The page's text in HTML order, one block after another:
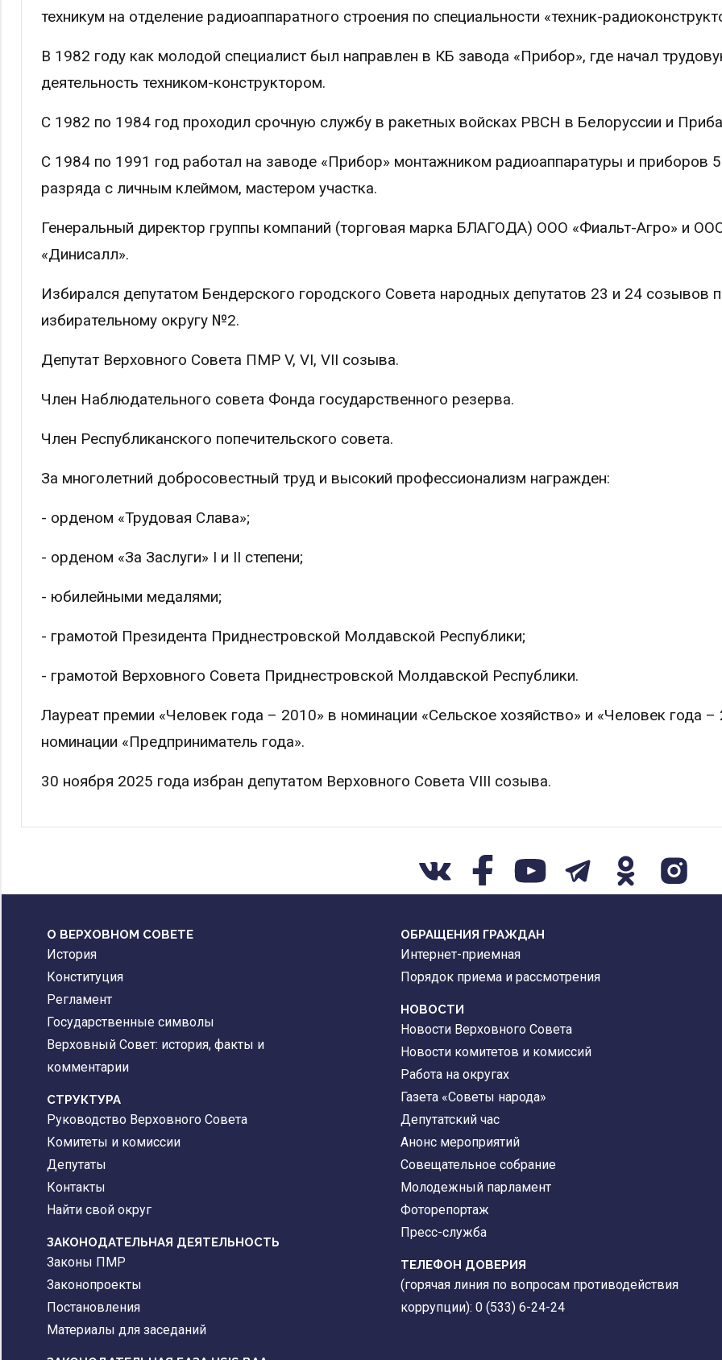
техникум на отделение радиоаппаратного строения по специальности «техник-
В 1982 году как молодой специалист был направлен в КБ завода «Прибор», где начал
деятельность техником-конструктором.
С 1982 по 1984 год проходил срочную службу в ракетных войсках РВСН в Белоруссии и
С 1984 по 1991 год работал на заводе «Прибор» монтажником радиоаппаратуры и приборов 5
разряда с личным клеймом, мастером участка.
Генеральный директор группы компаний (торговая марка БЛАГОДА) ООО «Фиальт-Агро» и
«Динисалл».
Избирался депутатом Бендерского городского Совета народных депутатов 23 и 24 созывов
избирательному округу №2.
Депутат Верховного Совета ПМР V, VI, VII созыва.
Член Наблюдательного совета Фонда государственного резерва.
Член Республиканского попечительского совета.
За многолетний добросовестный труд и высокий профессионализм награжден:
- орденом «Трудовая Слава»;
- орденом «За Заслуги» I и II степени;
- юбилейными медалями;
- грамотой Президента Приднестровской Молдавской Республики;
- грамотой Верховного Совета Приднестровской Молдавской Республики.
Лауреат премии «Человек года – 2010» в номинации «Сельское хозяйство» и «Человек года –
номинации «Предприниматель года».
30 ноября 2025 года избран депутатом Верховного Совета VIII созыва.
О ВЕРХОВНОМ СОВЕТЕ
История
Конституция
Регламент
Государственные символы
Верховный Совет: история, факты и
комментарии
CТРУКТУРА
Руководство Верховного Совета
Комитеты и комиссии
Депутаты
Контакты
Найти свой округ
ЗАКОНОДАТЕЛЬНАЯ ДЕЯТЕЛЬНОСТЬ
Законы ПМР
Законопроекты
Постановления
Материалы для заседаний
ОБРАЩЕНИЯ ГРАЖДАН
Интернет-приемная
Порядок приема и рассмотрения
НОВОСТИ
Новости Верховного Совета
Новости комитетов и комиссий
Работа на округах
Газета «Советы народа»
Депутатский час
Анонс мероприятий
Совещательное собрание
Молодежный парламент
Фоторепортаж
Пресс-служба
ТЕЛЕФОН ДОВЕРИЯ
(горячая линия по вопросам противодействия
коррупции): 0 (533) 6-24-24